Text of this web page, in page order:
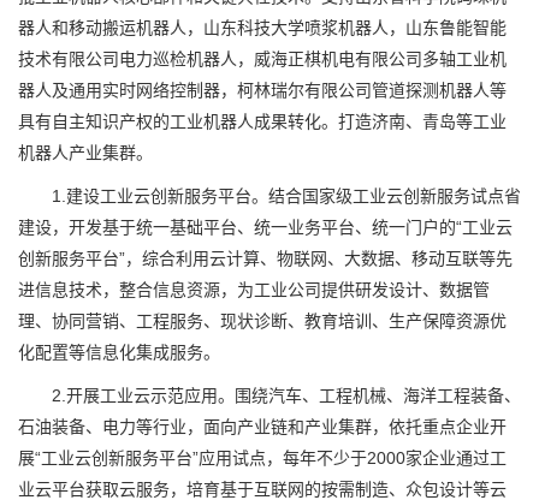
器人和移动搬运机器人，山东科技大学喷浆机器人，山东鲁能智能
技术有限公司电力巡检机器人，威海正棋机电有限公司多轴工业机
器人及通用实时网络控制器，柯林瑞尔有限公司管道探测机器人等
具有自主知识产权的工业机器人成果转化。打造济南、青岛等工业
机器人产业集群。
1.建设工业云创新服务平台。结合国家级工业云创新服务试点省
建设，开发基于统一基础平台、统一业务平台、统一门户的“工业云
创新服务平台”，综合利用云计算、物联网、大数据、移动互联等先
进信息技术，整合信息资源，为工业公司提供研发设计、数据管
理、协同营销、工程服务、现状诊断、教育培训、生产保障资源优
化配置等信息化集成服务。
2.开展工业云示范应用。围绕汽车、工程机械、海洋工程装备、
石油装备、电力等行业，面向产业链和产业集群，依托重点企业开
展“工业云创新服务平台”应用试点，每年不少于2000家企业通过工
业云平台获取云服务，培育基于互联网的按需制造、众包设计等云